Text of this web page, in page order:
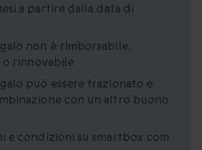
a partire dalla data di
non è rimborsabile,
rinnovabile
può essere frazionato e
con un altro buono
e condizioni su smartbox.com